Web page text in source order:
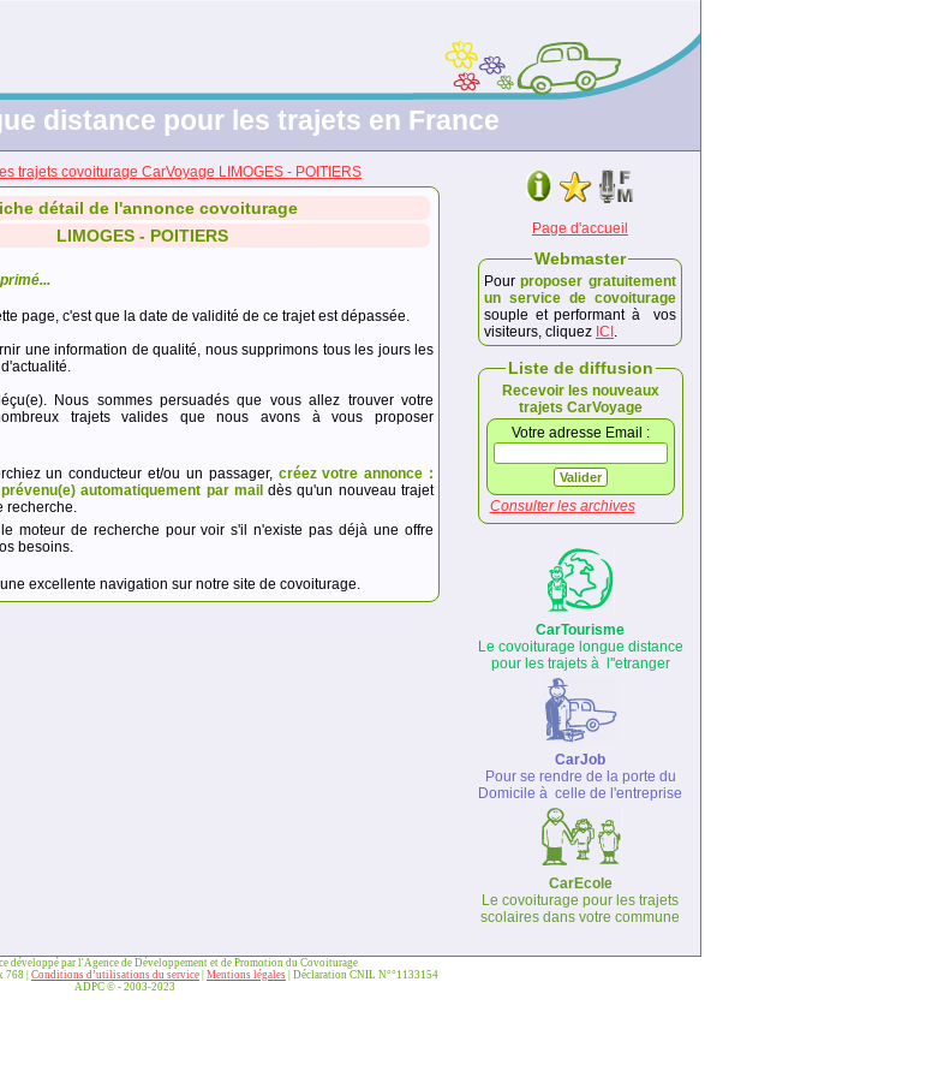
distance pour les trajets en France
trajets covoiturage CarVoyage LIMOGES - POITIERS
détail de l'annonce covoiturage
LIMOGES - POITIERS
page, c'est que la date de validité de ce trajet est dépassée.
une information de qualité, nous supprimons tous les jours les
Nous sommes persuadés que vous allez trouver votre
trajets valides que nous avons à vous proposer
un conducteur et/ou un passager, créez votre annonce :
automatiquement par mail dès qu'un nouveau trajet
recherche.
moteur de recherche pour voir s'il n'existe pas déjà une offre
besoins.
excellente navigation sur notre site de covoiturage.
Page d'accueil
Webmaster
Pour proposer gratuitement
un service de covoiturage
souple et performant à vos
visiteurs, cliquez ICI .
Liste de diffusion
Recevoir les nouveaux
trajets CarVoyage
Votre adresse Email :
Consulter les archives
CarTourisme
Le covoiturage longue distance
pour les trajets à l''etranger
CarJob
Pour se rendre de la porte du
Domicile à celle de l'entreprise
CarEcole
Le covoiturage pour les trajets
scolaires dans votre commune
développé par l'Agence de Développement et de Promotion du Covoiturage
768 | Conditions d’utilisations du service Mentions légales | Déclaration CNIL N°°1133154
ADPC © - 2003-2023